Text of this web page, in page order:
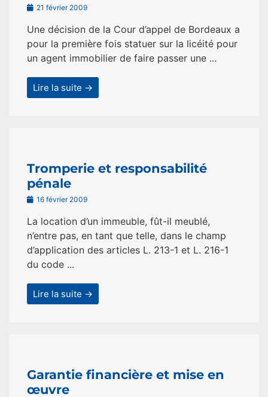
21 février 2009
Une décision de la Cour d’appel de Bordeaux a
pour la première fois statuer sur la licéité pour
un agent immobilier de faire passer une ...
Lire la suite →
Tromperie et responsabilité
pénale
16 février 2009
La location d’un immeuble, fût-il meublé,
n’entre pas, en tant que telle, dans le champ
d’application des articles L. 213-1 et L. 216-1
du code ...
Lire la suite →
Garantie financière et mise en
œuvre